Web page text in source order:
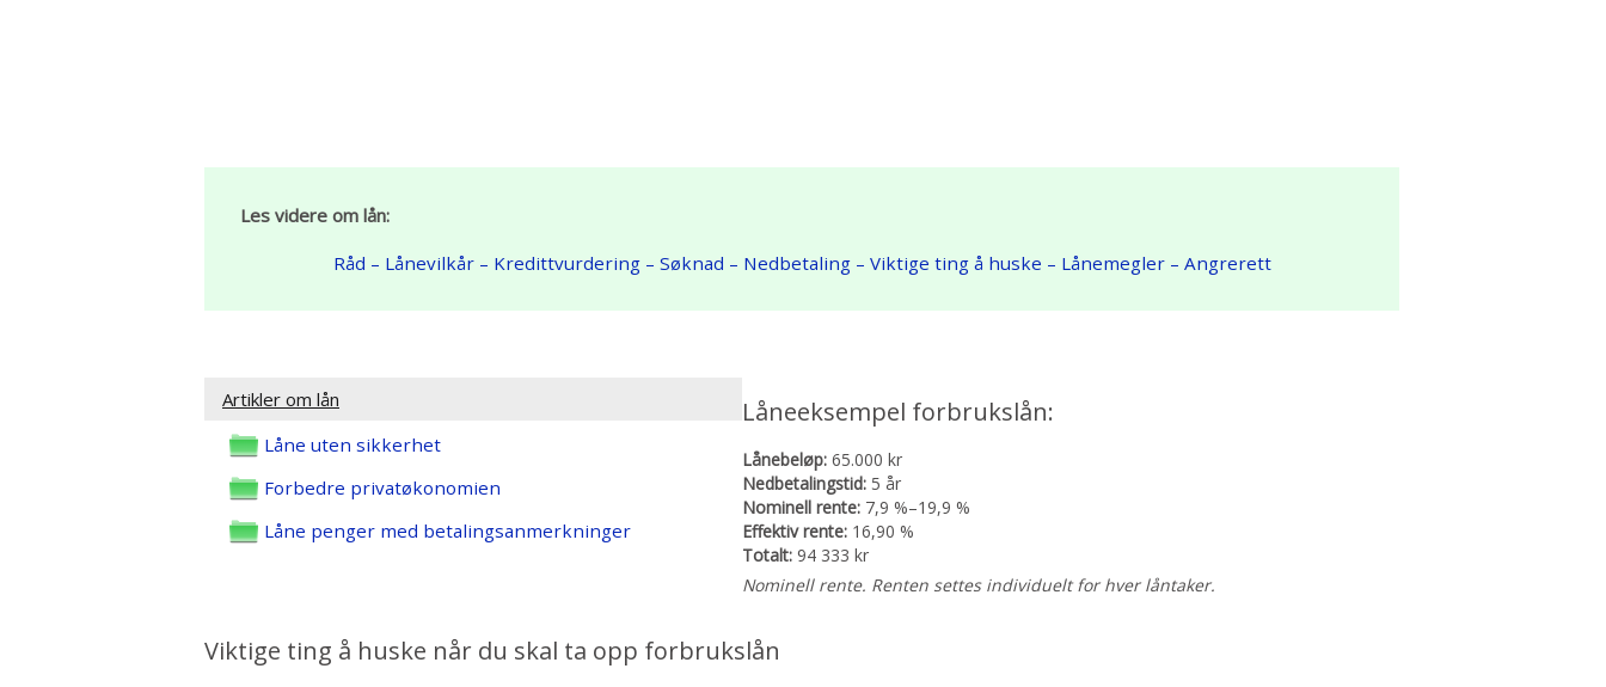
Les videre om lån:
Råd – Lånevilkår – Kredittvurdering – Søknad – Nedbetaling – Viktige ting å huske – Lånemegler – Angrerett
Artikler om lån
Låne uten sikkerhet
Forbedre privatøkonomien
Låne penger med betalingsanmerkninger
Låneeksempel forbrukslån:
Lånebeløp: 65.000 kr
Nedbetalingstid: 5 år
Nominell rente: 7,9 %–19,9 %
Effektiv rente: 16,90 %
Totalt: 94 333 kr
Nominell rente. Renten settes individuelt for hver låntaker.
Viktige ting å huske når du skal ta opp forbrukslån